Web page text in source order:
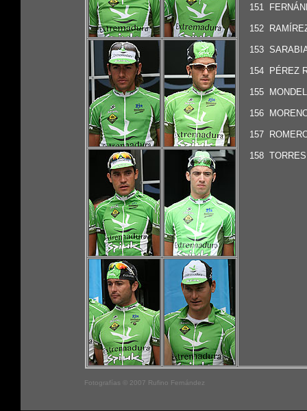
151
152
153
154 PÉREZ
155
156
157
158
Fotografías © 2007 Rufino Fernández